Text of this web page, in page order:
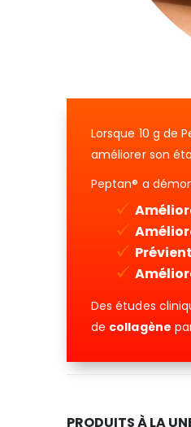
Lorsque 10 g de
améliorer son
Peptan® a
Des études
de collagène
PRODUITS À LA